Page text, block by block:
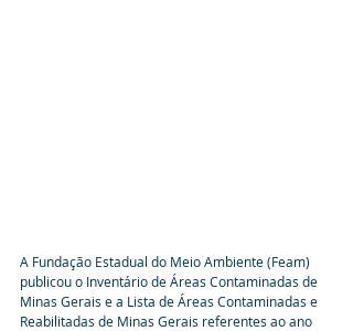
A Fundação Estadual do Meio Ambiente (Feam)
publicou o Inventário de Áreas Contaminadas de
Minas Gerais e a Lista de Áreas Contaminadas e
Reabilitadas de Minas Gerais referentes ao ano